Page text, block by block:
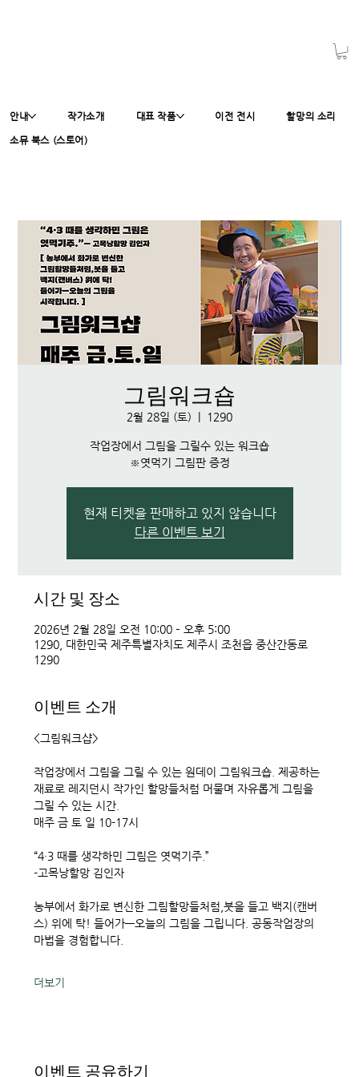
안내 작가소개 대표 작품 이전 전시 할망의 소리
소뮤 북스 (스토어)
그림워크숍
2월 28일 (토) 1290
작업장에서 그림을 그릴수 있는 워크숍
※엿먹기 그림판 증정
현재 티켓을 판매하고 있지 않습니다
다른 이벤트 보기
시간 및 장소
2026년 2월 28일 오전 10:00 – 오후 5:00
1290, 대한민국 제주특별자치도 제주시 조천읍 중산간동로
1290
이벤트 소개
<그림워크샵>
작업장에서 그림을 그릴 수 있는 원데이 그림워크숍. 제공하는
재료로 레지던시 작가인 할망들처럼 머물며 자유롭게 그림을
그릴 수 있는 시간.
매주 금 토 일 10-17시
“4·3 때를 생각하민 그림은 엿먹기주.”
-고목낭할망 김인자
농부에서 화가로 변신한 그림할망들처럼,붓을 들고 백지(캔버
스) 위에 탁! 들어가—오늘의 그림을 그립니다. 공동작업장의
마법을 경험합니다.
더보기
이벤트 공유하기